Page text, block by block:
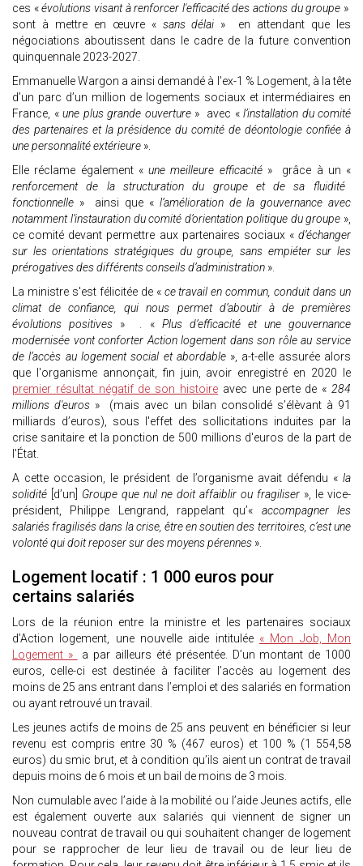
ces «évolutions visant à renforcer l'efficacité des actions du groupe »
sont à mettre en œuvre « sans délai » en attendant que les
négociations aboutissent dans le cadre de la future convention
quinquennale 2023-2027.
Emmanuelle Wargon a ainsi demandé à l’ex-1 % Logement, à la tête
d’un parc d’un million de logements sociaux et intermédiaires en
France, «une plus grande ouverture» avec «l’installation du comité
des partenaires et la présidence du comité de déontologie confiée à
une personnalité extérieure ».
Elle réclame également «une meilleure efficacité » grâce à un «
renforcement de la structuration du groupe et de sa fluidité
fonctionnelle » ainsi que « l’amélioration de la gouvernance avec
notamment l’instauration du comité d’orientation politique du groupe »,
ce comité devant permettre aux partenaires sociaux « d’échanger
sur les orientations stratégiques du groupe, sans empiéter sur les
prérogatives des différents conseils d’administration ».
La ministre s'est félicitée de « ce travail en commun, conduit dans un
climat de confiance, qui nous permet d’aboutir à de premières
évolutions positives » . « Plus d’efficacité et une gouvernance
modernisée vont conforter Action logement dans son rôle au service
de l’accès au logement social et abordable», a-t-elle assurée alors
que l'organisme annonçait, fin juin, avoir enregistré en 2020 le
premier résultat négatif de son histoire avec une perte de « 284
millions d'euros » (mais avec un bilan consolidé s’élèvant à 91
milliards d’euros), sous l'effet des sollicitations induites par la
crise sanitaire et la ponction de 500 millions d'euros de la part de
l'État.
A cette occasion, le président de l’organisme avait défendu «la
solidité [d’un] Groupe que nul ne doit affaiblir ou fragiliser », le vice-
président, Philippe Lengrand, rappelant qu’« accompagner les
salariés fragilisés dans la crise, être en soutien des territoires, c’est une
volonté qui doit reposer sur des moyens pérennes ».
Logement locatif : 1 000 euros pour
certains salariés
Lors de la réunion entre la ministre et les partenaires sociaux
d’Action logement, une nouvelle aide intitulée « Mon Job, Mon
Logement »
a par ailleurs été présentée. D’un montant de 1000
euros, celle-ci est destinée à faciliter l’accès au logement des
moins de 25 ans entrant dans l’emploi et des salariés en formation
ou ayant retrouvé un travail.
Les jeunes actifs de moins de 25 ans peuvent en bénéficier si leur
revenu est compris entre 30 % (467 euros) et 100 % (1 554,58
euros) du smic brut, et à condition qu’ils aient un contrat de travail
depuis moins de 6 mois et un bail de moins de 3 mois.
Non cumulable avec l’aide à la mobilité ou l’aide Jeunes actifs, elle
est également ouverte aux salariés qui viennent de signer un
nouveau contrat de travail ou qui souhaitent changer de logement
pour se rapprocher de leur lieu de travail ou de leur lieu de